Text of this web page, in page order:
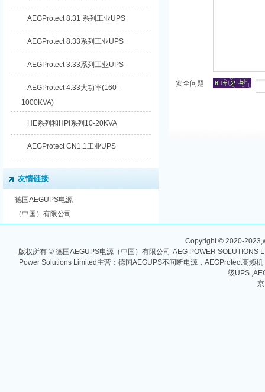
安全问题
AEGProtect 8.31 系列工业UPS
AEGProtect 8.33系列工业UPS
AEGProtect 3.33系列工业UPS
AEGProtect 4.33大功率(160-
1000KVA)
HE系列和HPI系列10-20KVA
AEGProtect CN1.1工业UPS
友情链接
德国AEGUPS电源
（中国）有限公司
Copyright © 2020-
版权所有 © 德国AEGUPS电源（中国）有限公司-AEG POWER
Power Solutions Limited主营：德国AEGUPS不间断电源，AEGProtect高频
级UPS